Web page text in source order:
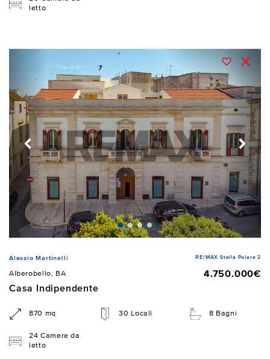
letto
Alessio Martinelli RE/MAX Stella Polare 2
Alberobello, BA
4.750.000€
Casa Indipendente
870 mq 30 Locali 8 Bagni
24 Camere da
letto